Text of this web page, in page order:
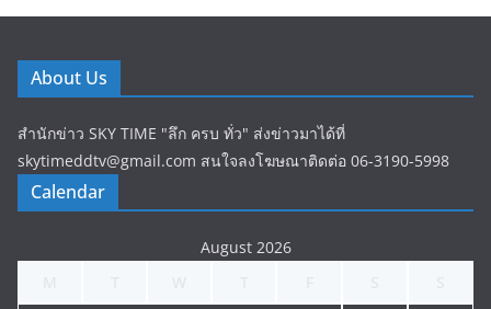
About Us
สำนักข่าว SKY TIME "ลึก ครบ ทั่ว" ส่งข่าวมาได้ที่
skytimeddtv@gmail.com สนใจลงโฆษณาติดต่อ 06-3190-5998
Calendar
August 2026